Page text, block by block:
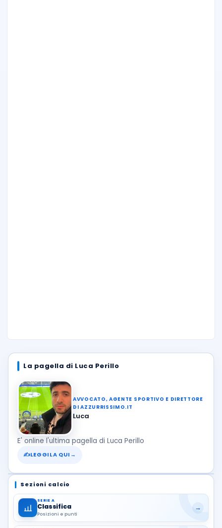
La pagella di Luca Perillo
AVVOCATO, AGENTE SPORTIVO E DIRETTORE
DI AZZURRISSIMO.IT
Luca
E' online l'ultima pagella di Luca Perillo
✍LEGGILA QUI →
Sezioni calcio
SERIE A
Classifica
Posizioni e punti
→